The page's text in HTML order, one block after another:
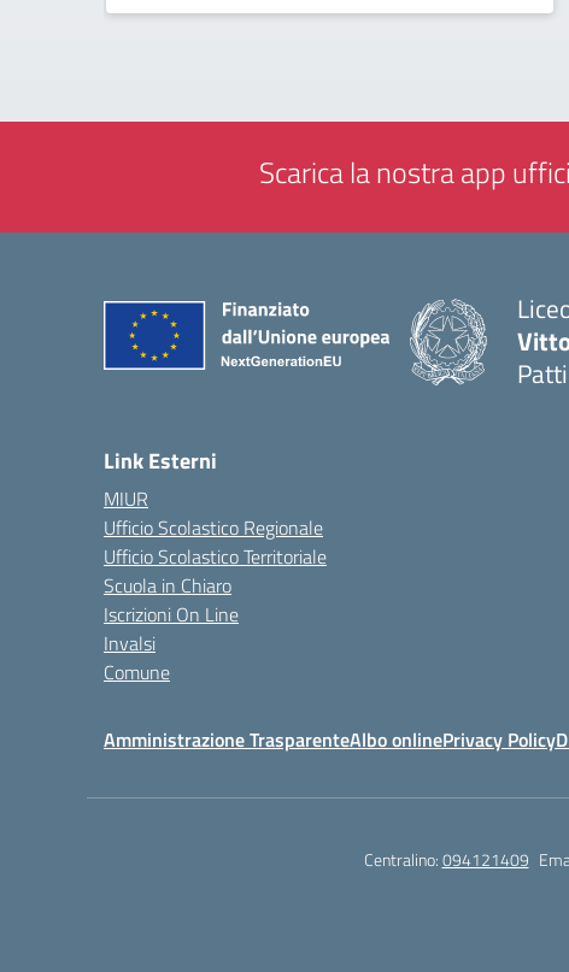
Scarica la nostra app
Link Esterni
MIUR
Ufficio Scolastico Regionale
Ufficio Scolastico Territoriale
Scuola in Chiaro
Iscrizioni On Line
Invalsi
Comune
Amministrazione TrasparenteAlbo onlinePrivacy Policy
Centralino:094121409